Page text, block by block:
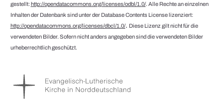
gestellt:http://opendatacommons.org/licenses/odbl/1.0/. Alle Rechte an einzelnen
Inhalten der Datenbank sind unter der Database Contents License lizenziert:
http://opendatacommons.org/licenses/dbcl/1.0/. Diese Lizenz gilt nicht für die
verwendeten Bilder. Sofern nicht anders angegeben sind die verwendeten Bilder
urheberrechtlich geschützt.